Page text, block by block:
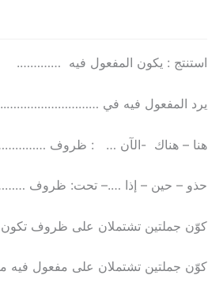
استنتج : يكون المفعول فيه
يرد المفعول فيه في
هنا – هناك -الآن … : ظروف
حذو – حين – إذا ….– تحت:
كوّن جملتين تشتملان على ظروف تكون
كوّن جملتين تشتملان على مفعول